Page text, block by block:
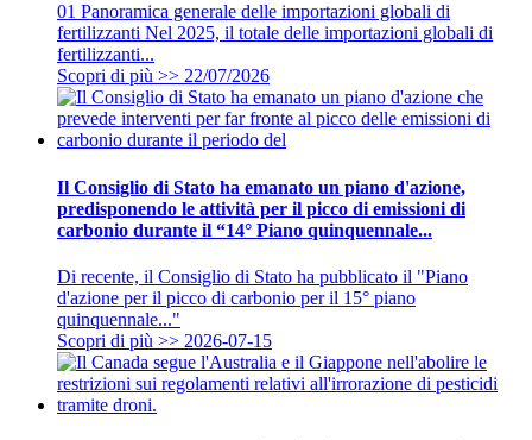
01 Panoramica generale delle importazioni globali di
fertilizzanti Nel 2025, il totale delle importazioni globali di
fertilizzanti...
Scopri di più >> 22/07/2026
Il Consiglio di Stato ha emanato un piano d'azione,
predisponendo le attività per il picco di emissioni di
carbonio durante il “14° Piano quinquennale...
Di recente, il Consiglio di Stato ha pubblicato il "Piano
d'azione per il picco di carbonio per il 15° piano
quinquennale..."
Scopri di più >> 2026-07-15